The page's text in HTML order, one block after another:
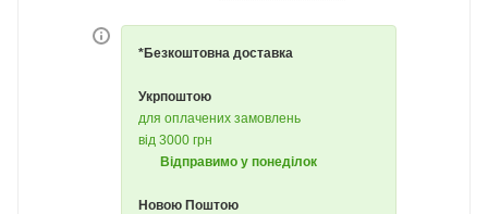
*Безкоштовна доставка
Укрпоштою
для оплачених замовлень
від 3000 грн
Відправимо у понеділок
Новою Поштою